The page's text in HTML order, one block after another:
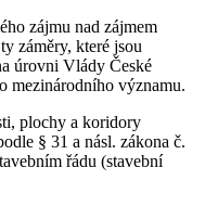
zájmu nad zájmem
záměry, které jsou
úrovni Vlády České
mezinárodního významu.
plochy a koridory
§ 31 a násl. zákona č.
řádu (stavební